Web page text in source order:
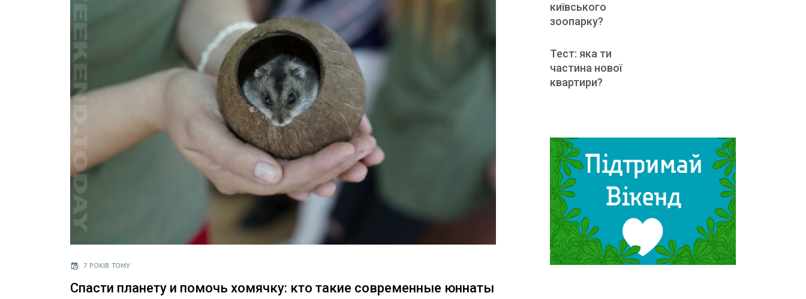
7 РОКІВ ТОМУ
Спасти планету и помочь хомячку: кто такие современные юннаты
київського
зоопарку?
Тест: яка ти
частина нової
квартири?